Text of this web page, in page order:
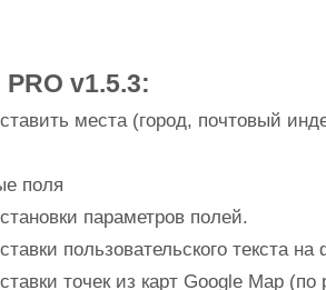
v1.5.3:
места (город, почтовый
поля
параметров полей.
пользовательского текста
точек из карт Google Map (по